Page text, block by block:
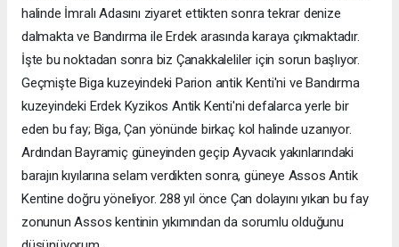
halinde İmralı Adasını ziyaret ettikten sonra tekrar denize
dalmakta ve Bandırma ile Erdek arasında karaya çıkmaktadır.
İşte bu noktadan sonra biz Çanakkaleliler için sorun başlıyor.
Geçmişte Biga kuzeyindeki Parion antik Kenti'ni ve Bandırma
kuzeyindeki Erdek Kyzikos Antik Kenti'ni defalarca yerle bir
eden bu fay; Biga, Çan yönünde birkaç kol halinde uzanıyor.
Ardından Bayramiç güneyinden geçip Ayvacık yakınlarındaki
barajın kıyılarına selam verdikten sonra, güneye Assos Antik
Kentine doğru yöneliyor. 288 yıl önce Çan dolayını yıkan bu fay
zonunun Assos kentinin yıkımından da sorumlu olduğunu